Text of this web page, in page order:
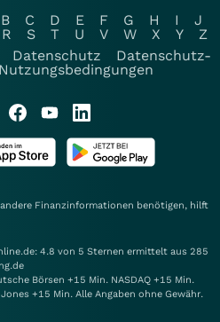
B C D E F G H I
J
R S T U V W X Y
Z
Datenschutz
Datenschutz-
Nutzungsbedingungen
Finanzinformationen benötigen, hilft
4.8 von 5 Sternen ermittelt aus 285
Börsen +15 Min. NASDAQ +15 Min.
+15 Min. Alle Angaben ohne Gewähr.